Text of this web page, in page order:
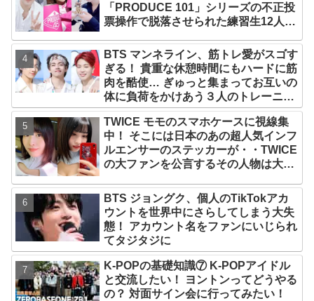
「PRODUCE 101」シリーズの不正投
票操作で脱落させられた練習生12人の
BTS マンネライン、筋トレ愛がスゴす
ぎる！ 貴重な休憩時間にもハードに筋
肉を酷使… ぎゅっと集まってお互いの
体に負荷をかけあう３人のトレーニン
グ風景がかわいすぎるとファンくぎづ
け
TWICE モモのスマホケースに視線集
中！ そこには日本のあの超人気インフ
ルエンサーのステッカーが・・TWICE
の大ファンを公言するその人物は大よ
と話題沸騰
BTS ジョングク、個人のTikTokアカ
ウントを世界中にさらしてしまう大失
態！ アカウント名をファンにいじられ
てタジタジに
K-POPの基礎知識⑦ K-POPアイドル
と交流したい！ ヨントンってどうやる
の？ 対面サイン会に行ってみたい！